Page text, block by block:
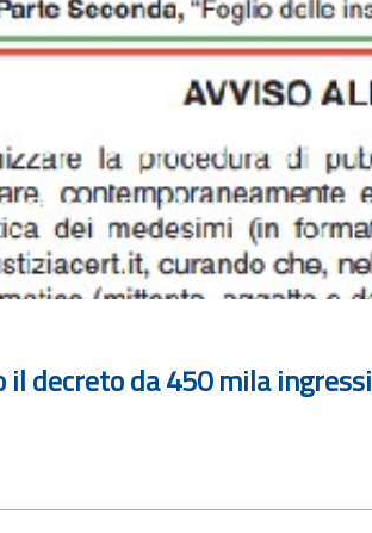
decreto da 450 mila ingressi